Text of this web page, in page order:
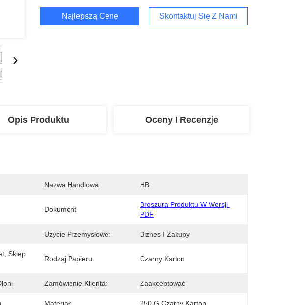
Najlepszą Cenę Skontaktuj Się Z Nami
Opis Produktu Oceny I Recenzje
Nazwa Handlowa HB
Dokument
Broszura Produktu W Wersji
PDF
Użycie Przemysłowe: Biznes I Zakupy
Sklep
Rodzaj Papieru: Czarny Karton
Zamówienie Klienta: Zaakceptować
Materiał: 250 G Czarny Karton